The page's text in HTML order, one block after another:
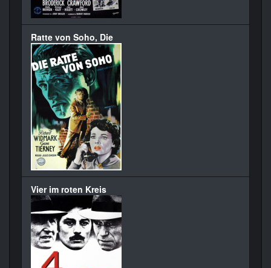
Ratte von Soho, Die
Vier im roten Kreis